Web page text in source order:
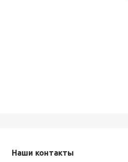
Наши контакты